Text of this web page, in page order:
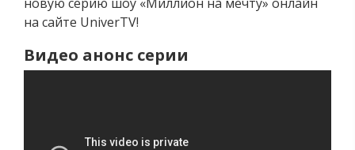
на сайте UniverTV!
Видео анонс серии